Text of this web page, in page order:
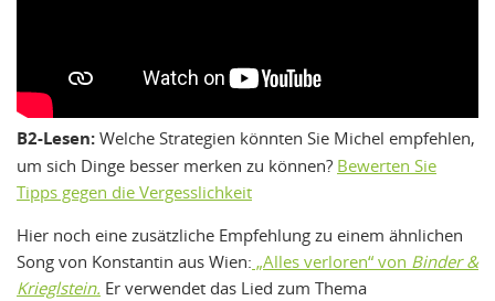
B2-Lesen: Welche Strategien könnten Sie Michel empfehlen,
um sich Dinge besser merken zu können? Bewerten Sie
Tipps gegen die Vergesslichkeit
Hier noch eine zusätzliche Empfehlung zu einem ähnlichen
Song von Konstantin aus Wien: „Alles verloren“ von Binder &
Krieglstein. Er verwendet das Lied zum Thema